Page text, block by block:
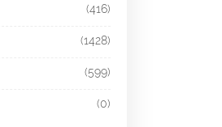
(416)
(1428)
(599)
(0)